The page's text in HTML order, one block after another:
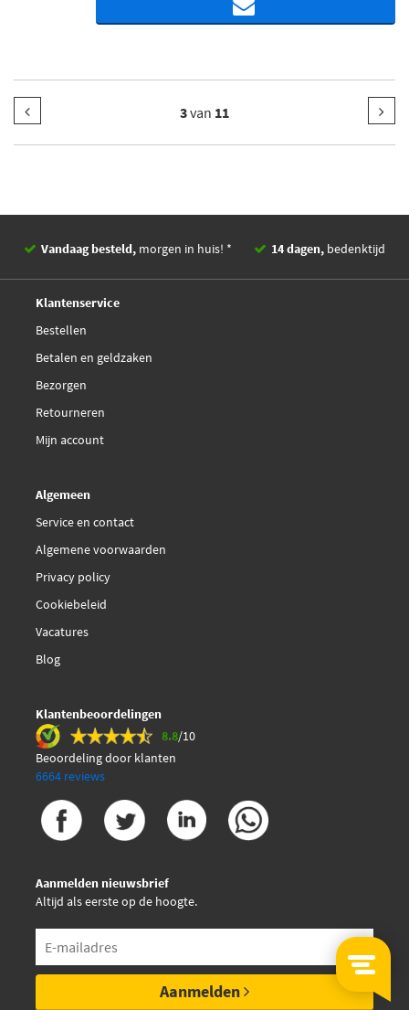
3van 11
Vandaag besteld, morgen in huis! * 14 dagen, bedenktijd
Klantenservice
Bestellen
Betalen en geldzaken
Bezorgen
Retourneren
Mijn account
Algemeen
Service en contact
Algemene voorwaarden
Privacy policy
Cookiebeleid
Vacatures
Blog
Klantenbeoordelingen
8.8/10
Beoordeling door klanten
6664 reviews
Aanmelden nieuwsbrief
Altijd als eerste op de hoogte.
Aanmelden